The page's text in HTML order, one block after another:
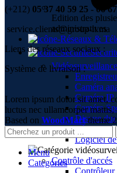
Edition des
administratives
Vidéosurveillance
Caméra
Caméra IP
Caméra
Disque dur
Câbles
Logiciel
Contrôle d'accés
(+212) 05 37 40 59 25 - 06
service.clients@group-it.ma
Liens des réseaux sociaux :
Système de livraison :
Lorem ipsum dolor sit amet,
luctus nec ullamcorper
Based on WoodMarttheme
Menu
Categories